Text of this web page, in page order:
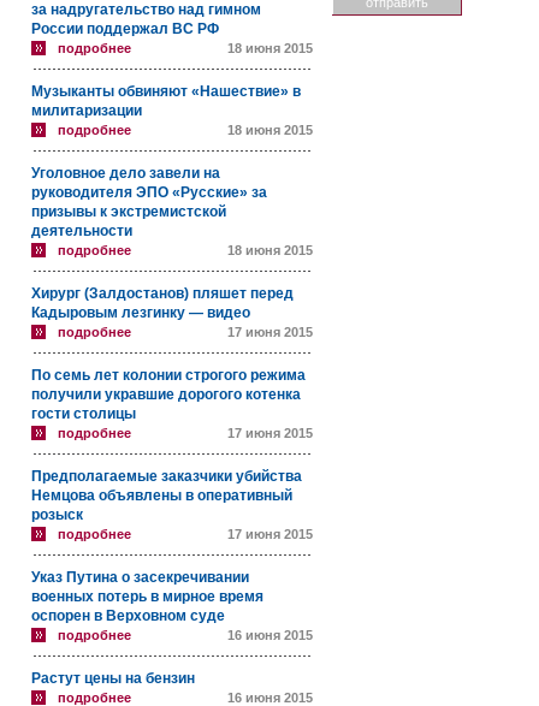
за надругательство над гимном
России поддержал ВС РФ
подробнее 18 июня 2015
Музыканты обвиняют «Нашествие» в
милитаризации
подробнее 18 июня 2015
Уголовное дело завели на
руководителя ЭПО «Русские» за
призывы к экстремистской
деятельности
подробнее 18 июня 2015
Хирург (Залдостанов) пляшет перед
Кадыровым лезгинку — видео
подробнее 17 июня 2015
По семь лет колонии строгого режима
получили укравшие дорогого котенка
гости столицы
подробнее 17 июня 2015
Предполагаемые заказчики убийства
Немцова объявлены в оперативный
розыск
подробнее 17 июня 2015
Указ Путина о засекречивании
военных потерь в мирное время
оспорен в Верховном суде
подробнее 16 июня 2015
Растут цены на бензин
подробнее 16 июня 2015